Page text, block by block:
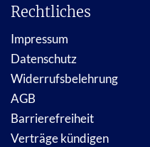
Rechtliches
Impressum
Datenschutz
Widerrufsbelehrung
AGB
Barrierefreiheit
Verträge kündigen